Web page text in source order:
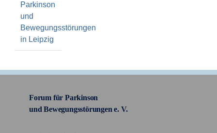
Parkinson
und
Bewegungsstörungen
in Leipzig
Forum für Parkinson
und Bewegungsstörungen e. V.